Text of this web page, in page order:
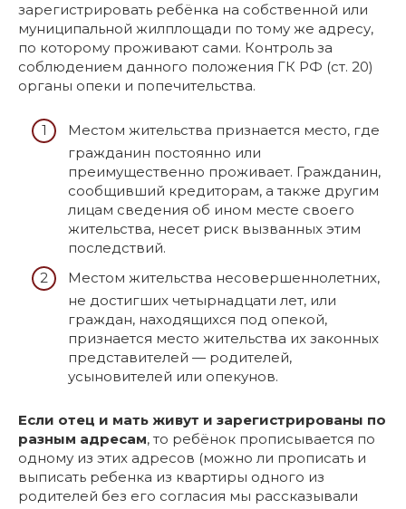
зарегистрировать ребёнка на собственной или
муниципальной жилплощади по тому же адресу,
по которому проживают сами. Контроль за
соблюдением данного положения ГК РФ (ст. 20)
органы опеки и попечительства.
Местом жительства признается место, где
гражданин постоянно или
преимущественно проживает. Гражданин,
сообщивший кредиторам, а также другим
лицам сведения об ином месте своего
жительства, несет риск вызванных этим
последствий.
Местом жительства несовершеннолетних,
не достигших четырнадцати лет, или
граждан, находящихся под опекой,
признается место жительства их законных
представителей — родителей,
усыновителей или опекунов.
Если отец и мать живут и зарегистрированы по
разным адресам, то ребёнок прописывается по
одному из этих адресов (можно ли прописать и
выписать ребенка из квартиры одного из
родителей без его согласия мы рассказывали